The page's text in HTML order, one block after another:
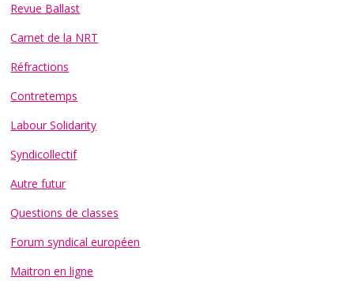
Revue Ballast
Carnet de la NRT
Réfractions
Contretemps
Labour Solidarity
Syndicollectif
Autre futur
Questions de classes
Forum syndical européen
Maitron en ligne